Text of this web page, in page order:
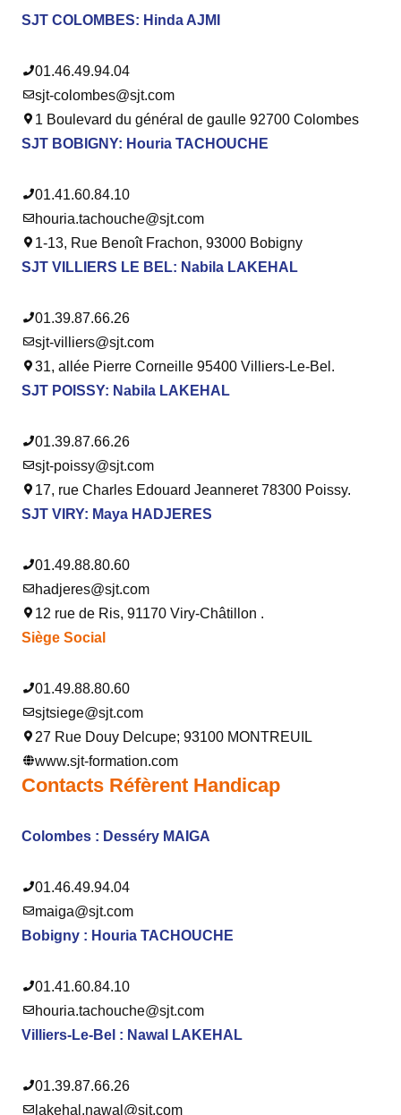
SJT COLOMBES: Hinda AJMI
01.46.49.94.04
sjt-colombes@sjt.com
1 Boulevard du général de gaulle 92700 Colombes
SJT BOBIGNY: Houria TACHOUCHE
01.41.60.84.10
houria.tachouche@sjt.com
1-13, Rue Benoît Frachon, 93000 Bobigny
SJT VILLIERS LE BEL: Nabila LAKEHAL
01.39.87.66.26
sjt-villiers@sjt.com
31, allée Pierre Corneille 95400 Villiers-Le-Bel.
SJT POISSY: Nabila LAKEHAL
01.39.87.66.26
sjt-poissy@sjt.com
17, rue Charles Edouard Jeanneret 78300 Poissy.
SJT VIRY: Maya HADJERES
01.49.88.80.60
hadjeres@sjt.com
12 rue de Ris, 91170 Viry-Châtillon .
Siège Social
01.49.88.80.60
sjtsiege@sjt.com
27 Rue Douy Delcupe; 93100 MONTREUIL
www.sjt-formation.com
Contacts Réfèrent Handicap
Colombes : Desséry MAIGA
01.46.49.94.04
maiga@sjt.com
Bobigny : Houria TACHOUCHE
01.41.60.84.10
houria.tachouche@sjt.com
Villiers-Le-Bel : Nawal LAKEHAL
01.39.87.66.26
lakehal.nawal@sjt.com